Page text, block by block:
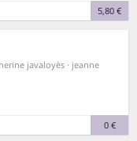
5,80 €
javaloyès · jeanne
0 €